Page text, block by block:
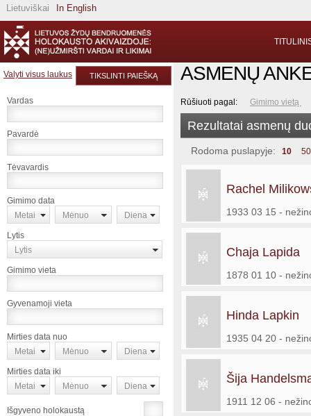
Lietuviškai In English
Valyti visus laukus TIKSLINTI PAIEŠKĄ
Vardas
Pavardė
Tėvavardis
Gimimo data
Metai
Mėnuo Diena
Lytis
Lytis
Gimimo vieta
Gyvenamoji vieta
Mirties data nuo
Metai
Mėnuo Diena
Mirties data iki
Metai
Mėnuo Diena
Išgyveno holokaustą
ASMENŲ
Rūšiuoti pagal: Gimimo vietą
Rezultatai asmenų
Rodoma puslapyje: 10 50
Rachel
1933 03 15 -
Chaja Lapida
1878 01 10 -
Hinda Lapkin
1935 04 20 -
Šija
1911 12 06 -